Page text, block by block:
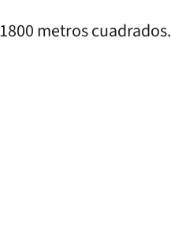
metros cuadrados.